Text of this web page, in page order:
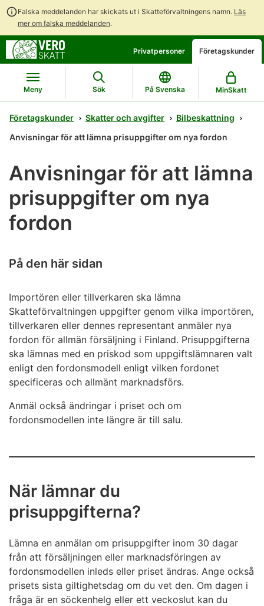
Falska meddelanden har skickats ut i Skatteförvaltningens namn. Läs
mer om falska meddelanden.
direkt
till
innehållet
till
hela
webbplatsens
sökning
Privatpersoner Företagskunder
Meny Sök På Svenska MinSkatt
Företagskunder Skatter och avgifter
Bilbeskattning
Anvisningar för att lämna prisuppgifter om nya fordon
Anvisningar för att lämna
prisuppgifter om nya
fordon
På den här sidan
Importören eller tillverkaren ska lämna
Skatteförvaltningen uppgifter genom vilka importören,
tillverkaren eller dennes representant anmäler nya
fordon för allmän försäljning i Finland. Prisuppgifterna
ska lämnas med en priskod som uppgiftslämnaren valt
enligt den fordonsmodell enligt vilken fordonet
specificeras och allmänt marknadsförs.
Anmäl också ändringar i priset och om
fordonsmodellen inte längre är till salu.
När lämnar du
prisuppgifterna?
Lämna en anmälan om prisuppgifter inom 30 dagar
från att försäljningen eller marknadsföringen av
fordonsmodellen inleds eller priset ändras. Ange också
prisets sista giltighetsdag om du vet den. Om dagen i
fråga är en söckenhelg eller ett veckoslut kan du